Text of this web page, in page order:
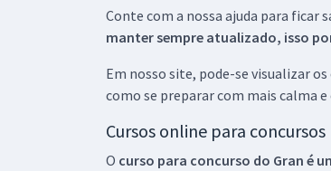
Conte com a nossa ajuda para ficar
manter sempre atualizado, isso
Em nosso site, pode-se visualizar
como se preparar com mais calma
Cursos online para concursos
O curso para concurso do Gran é